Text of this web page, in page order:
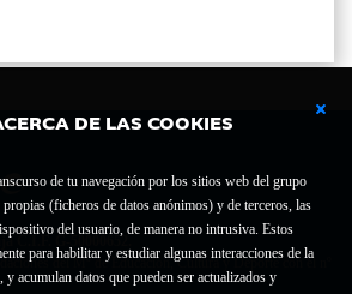
DE LAS COOKIES
de tu navegación por los sitios web del grupo
(ficheros de datos anónimos) y de terceros, las
del usuario, de manera no intrusiva. Estos
para habilitar y estudiar algunas interacciones de la
acumulan datos que pueden ser actualizados y
C.I.F. G-50000652.
del Mº de Educación, Cultura y Deporte con el nº